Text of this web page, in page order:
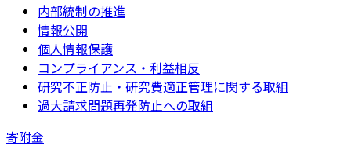
内部統制の推進
情報公開
個人情報保護
コンプライアンス・利益相反
研究不正防止・研究費適正管理に関する取組
過大請求問題再発防止への取組
寄附金